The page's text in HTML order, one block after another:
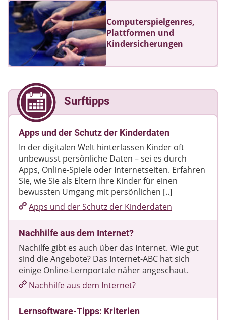
Computerspielgenres,
Plattformen und
Kindersicherungen
Surftipps
Apps und der Schutz der Kinderdaten
In der digitalen Welt hinterlassen Kinder oft
unbewusst persönliche Daten – sei es durch
Apps, Online-Spiele oder Internetseiten. Erfahren
Sie, wie Sie als Eltern Ihre Kinder für einen
bewussten Umgang mit persönlichen [..]
Apps und der Schutz der Kinderdaten
Nachhilfe aus dem Internet?
Nachilfe gibt es auch über das Internet. Wie gut
sind die Angebote? Das Internet-ABC hat sich
einige Online-Lernportale näher angeschaut.
Nachhilfe aus dem Internet?
Lernsoftware-Tipps: Kriterien